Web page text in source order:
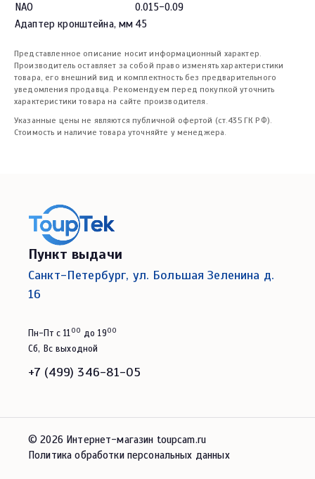
NAO
0.015-0.09
Адаптер кронштейна, мм 45
Представленное описание носит информационный характер.
Производитель оставляет за собой право изменять характеристики
товара, его внешний вид и комплектность без предварительного
уведомления продавца. Рекомендуем перед покупкой уточнить
характеристики товара на сайте производителя.
Указанные цены не являются публичной офертой (ст.435 ГК РФ).
Стоимость и наличие товара уточняйте у менеджера.
Пункт выдачи
Санкт-Петербург, ул. Большая Зеленина д.
16
Пн-Пт с 1100 до 1900
Сб, Вс выходной
+7 (499) 346-81-05
© 2026 Интернет-магазин toupcam.ru
Политика обработки персональных данных